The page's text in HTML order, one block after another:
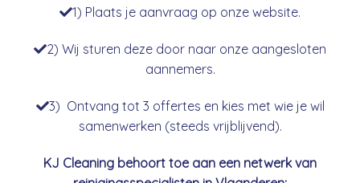
1) Plaats je aanvraag op onze website.
2) Wij sturen deze door naar onze aangesloten
aannemers.
3) Ontvang tot 3 offertes en kies met wie je wil
samenwerken (steeds vrijblijvend).
KJ Cleaning behoort toe aan een netwerk van